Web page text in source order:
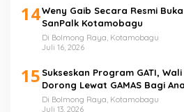
14Weny Gaib Secara Resmi
SanPalk Kotamobagu
Di Bolmong Raya, Kotamobagu
Juli 16, 2026
15 Sukseskan Program GATI,
Dorong Lewat GAMAS Bagi
Di Bolmong Raya, Kotamobagu
Juli 13, 2026